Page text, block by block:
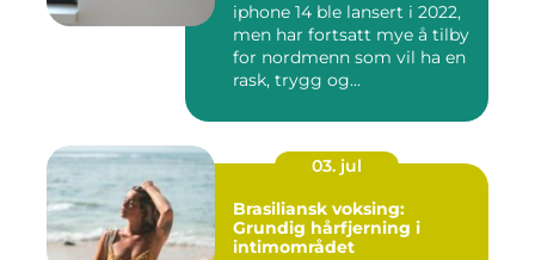
iphone 14 ble lansert i 2022,
men har fortsatt mye å tilby
for nordmenn som vil ha en
rask, trygg og...
03. jul
Brasiliansk voksing:
Grundig hårfjerning i
intimområdet